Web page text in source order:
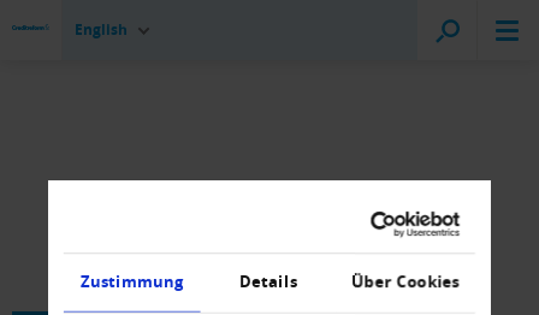
Zustimmung Details Über Cookies
English